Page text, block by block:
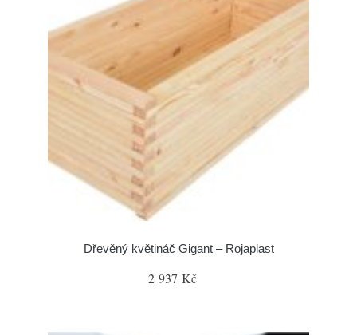
Dřevěný květináč Gigant – Rojaplast
2 937 Kč